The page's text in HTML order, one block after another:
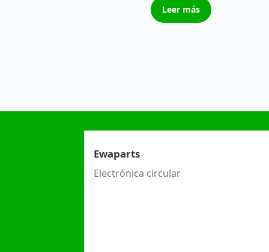
Leer más
Ewaparts
Electrónica circular